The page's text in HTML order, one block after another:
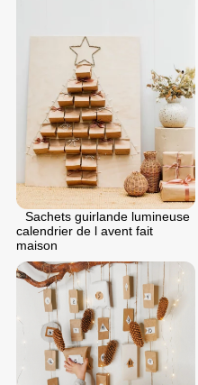
Sachets guirlande lumineuse
calendrier de l avent fait
maison